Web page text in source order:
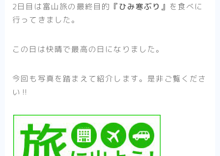
2日目は富山旅の最終目的 『ひみ寒ぶり』 を食べに
行ってきました。
この日は快晴で最高の日になりました。
今回も写真を踏まえて紹介します。是非ご覧くださ
い‼︎